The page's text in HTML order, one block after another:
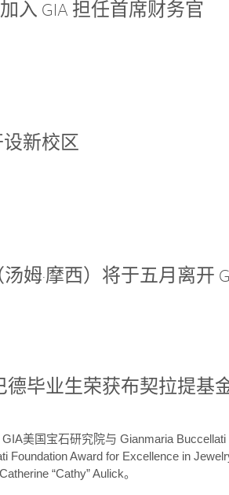
入 GIA 担任首席财务官
新校区
汤姆·摩西）将于五月离开
德毕业生荣获布契拉提基
美国宝石研究院与 Gianmaria
Foundation Award for Excellence in
“Cathy” Aulick。